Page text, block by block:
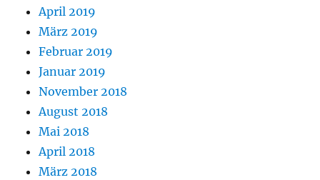
April 2019
März 2019
Februar 2019
Januar 2019
November 2018
August 2018
Mai 2018
April 2018
März 2018